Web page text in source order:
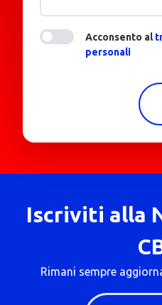
Acconsento al
personali
Iscriviti alla
Rimani sempre